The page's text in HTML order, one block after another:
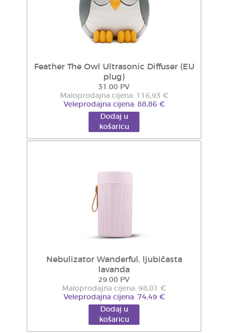
Feather The Owl Ultrasonic Diffuser (EU
plug)
31.00 PV
Maloprodajna cijena: 116,93 €
Veleprodajna cijena: 88,86 €
Dodaj u
košaricu
Nebulizator Wanderful, ljubičasta
lavanda
29.00 PV
Maloprodajna cijena: 98,01 €
Veleprodajna cijena: 74,49 €
Dodaj u
košaricu